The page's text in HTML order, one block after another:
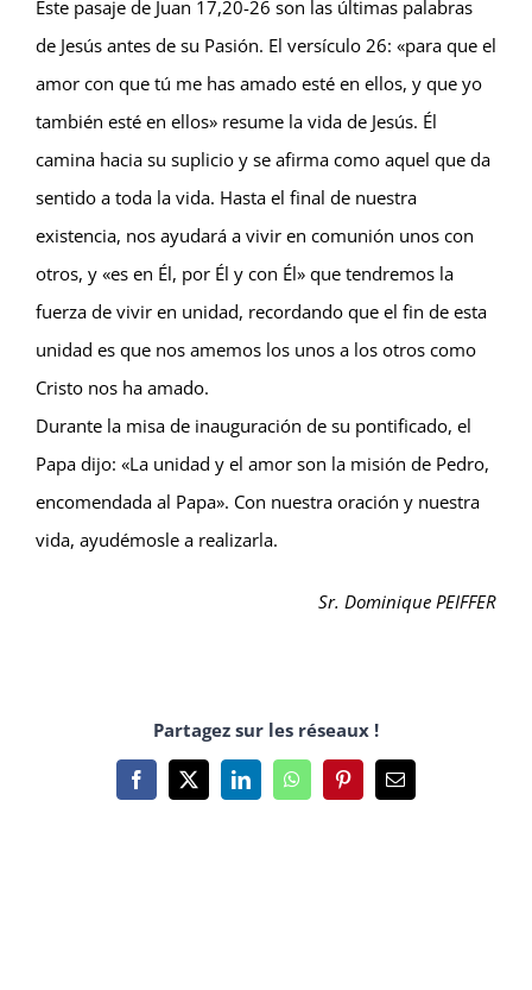
Este pasaje de Juan 17,20-26 son las últimas palabras
de Jesús antes de su Pasión. El versículo 26: «para que el
amor con que tú me has amado esté en ellos, y que yo
también esté en ellos» resume la vida de Jesús. Él
camina hacia su suplicio y se afirma como aquel que da
sentido a toda la vida. Hasta el final de nuestra
existencia, nos ayudará a vivir en comunión unos con
otros, y «es en Él, por Él y con Él» que tendremos la
fuerza de vivir en unidad, recordando que el fin de esta
unidad es que nos amemos los unos a los otros como
Cristo nos ha amado.
Durante la misa de inauguración de su pontificado, el
Papa dijo: «La unidad y el amor son la misión de Pedro,
encomendada al Papa». Con nuestra oración y nuestra
vida, ayudémosle a realizarla.
Sr. Dominique PEIFFER
Partagez sur les réseaux !
Facebook
X LinkedInWhatsAppPinterestEmail